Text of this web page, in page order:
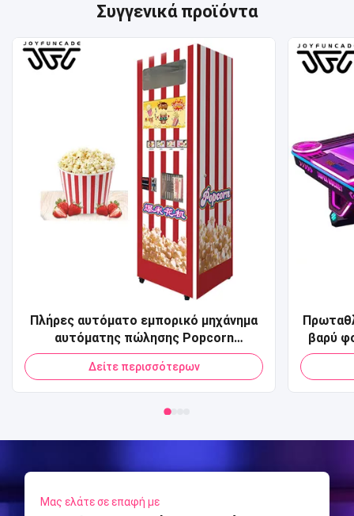
Συγγενικά προϊόντα
Πλήρες αυτόματο εμπορικό μηχάνημα
αυτόματης πώλησης Popcorn
Πιστωτική κάρτα QR Code Πληρωμή
Μηχάνημα αυτόματης πώλησης Pop
Corn για Mall
Δείτε περισσότερων
βαρύ
Μας ελάτε σε επαφή με